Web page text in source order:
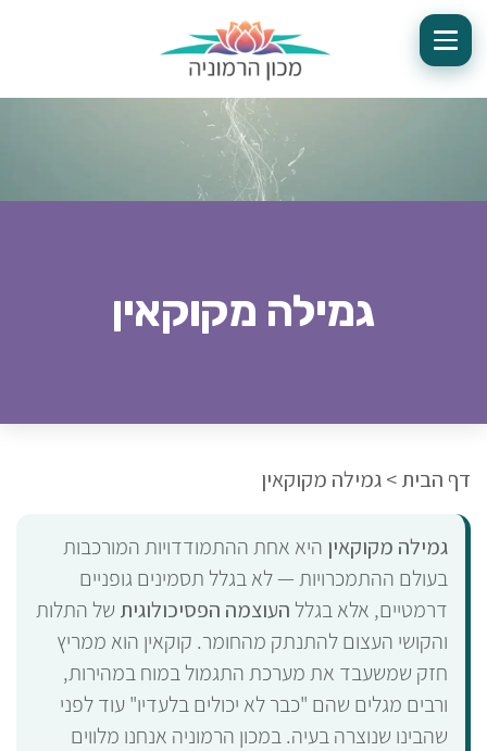
גמילה מקוקאין
דף הבית>גמילה מקוקאין
גמילה מקוקאין היא אחת ההתמודדויות המורכבות
בעולם ההתמכרויות — לא בגלל תסמינים גופניים
דרמטיים, אלא בגלל העוצמה הפסיכולוגית של התלות
והקושי העצום להתנתק מהחומר. קוקאין הוא ממריץ
חזק שמשעבד את מערכת התגמול במוח במהירות,
ורבים מגלים שהם "כבר לא יכולים בלעדיו" עוד לפני
שהבינו שנוצרה בעיה. במכון הרמוניה אנחנו מלווים